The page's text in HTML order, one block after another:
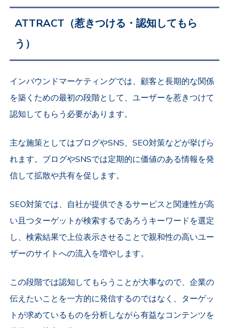
ATTRACT（惹きつける・認知してもら
う）
インバウンドマーケティングでは、顧客と長期的な関係
を築くための最初の段階として、ユーザーを惹きつけて
認知してもらう必要があります。
主な施策としてはブログやSNS、SEO対策などが挙げら
れます。ブログやSNSでは定期的に価値のある情報を発
信して拡散や共有を促します。
SEO対策では、自社が提供できるサービスと関連性が高
い且つターゲットが検索するであろうキーワードを選定
し、検索結果で上位表示させることで親和性の高いユー
ザーのサイトへの流入を増やします。
この段階では認知してもらうことが大事なので、企業の
伝えたいことを一方的に発信するのではなく、ターゲッ
トが求めているものを分析しながら有益なコンテンツを